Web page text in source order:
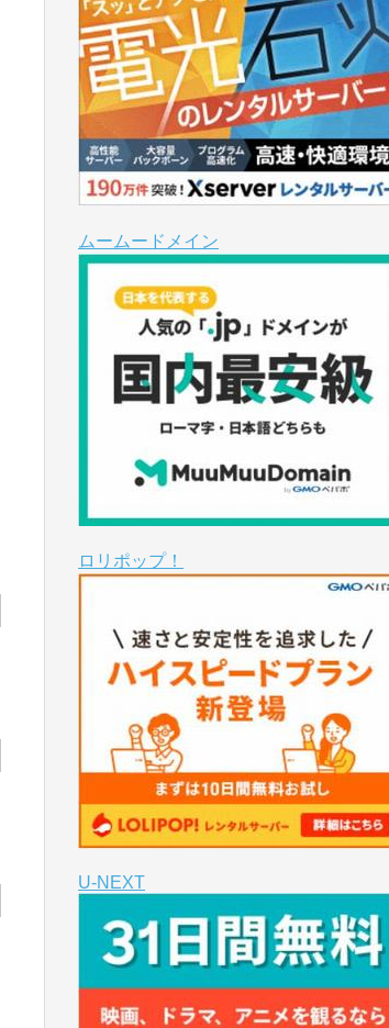
ムームードメイン
ロリポップ！
U-NEXT